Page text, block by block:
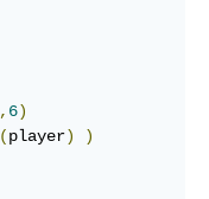
, 6)
(player) )